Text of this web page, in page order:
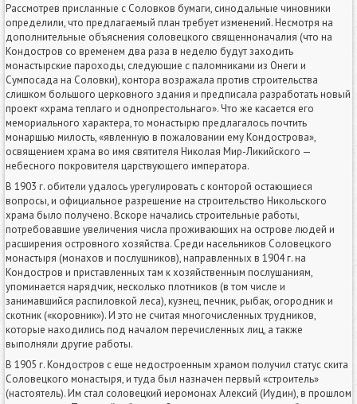
Рассмотрев присланные с Соловков бумаги, синодальные чиновники
определили, что предлагаемый план требует изменений. Несмотря на
дополнительные объяснения соловецкого священноначалия (что на
Кондостров со временем два раза в неделю будут заходить
монастырские пароходы, следующие с паломниками из Онеги и
Сумпосада на Соловки), контора возражала против строительства
слишком большого церковного здания и предписала разработать новый
проект «храма теплаго и однопрестольнаго». Что же касается его
мемориального характера, то монастырю предлагалось почтить
монаршью милость, «явленную в пожаловании ему Кондострова»,
освящением храма во имя святителя Николая Мир-Ликийского —
небесного покровителя царствующего императора.
В 1903 г. обители удалось урегулировать с конторой остающиеся
вопросы, и официальное разрешение на строительство Никольского
храма было получено. Вскоре начались строительные работы,
потребовавшие увеличения числа проживающих на острове людей и
расширения островного хозяйства. Среди насельников Соловецкого
монастыря (монахов и послушников), направленных в 1904 г. на
Кондостров и приставленных там к хозяйственным послушаниям,
упоминается нарядчик, несколько плотников (в том числе и
занимавшийся распиловкой леса), кузнец, печник, рыбак, огородник и
скотник («коровник»). И это не считая многочисленных трудников,
которые находились под началом перечисленных лиц, а также
выполняли другие работы.
В 1905 г. Кондостров с еще недостроенным храмом получил статус скита
Соловецкого монастыря, и туда был назначен первый «строитель»
(настоятель). Им стал соловецкий иеромонах Алексий (Иудин), в прошлом